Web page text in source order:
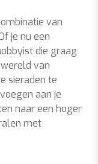
van
je nu een
die graag
van
sieraden te
aan je
naar een hoger
met